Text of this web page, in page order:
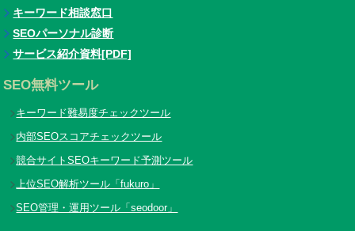
キーワード相談窓口
SEOパーソナル診断
サービス紹介資料[PDF]
SEO無料ツール
キーワード難易度チェックツール
内部SEOスコアチェックツール
競合サイトSEOキーワード予測ツール
上位SEO解析ツール「fukuro」
SEO管理・運用ツール「seodoor」